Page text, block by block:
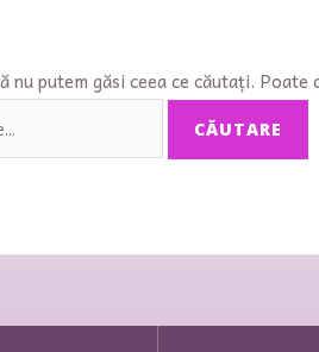
nu putem găsi ceea ce căutați.